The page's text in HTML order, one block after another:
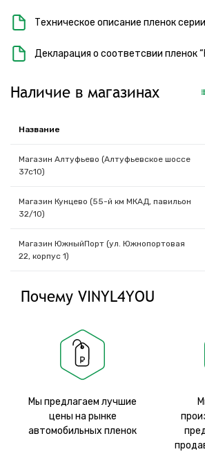
Техническое описание пленок
Декларация о соответсвии пленок
Наличие в магазинах
Название
Магазин Алтуфьево (Алтуфьевское шоссе
37с10)
Магазин Кунцево (55-й км МКАД, павильон
32/10)
Магазин ЮжныйПорт (ул. Южнопортовая
22, корпус 1)
Почему VINYL4YOU
Мы предлагаем лучшие
цены на рынке
автомобильных пленок